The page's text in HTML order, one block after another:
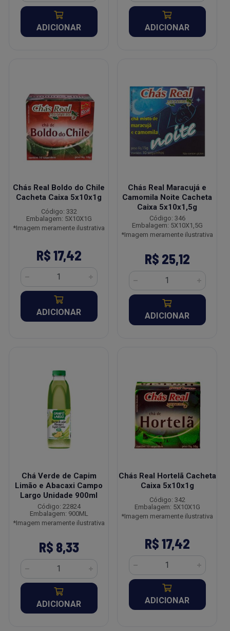
ADICIONAR ADICIONAR
Chás Real Boldo do Chile
Cacheta Caixa 5x10x1g
Código: 332
Embalagem: 5X10X1G
*Imagem meramente ilustrativa
R$ 17,42
ADICIONAR
Chás Real Maracujá e
Camomila Noite Cacheta
Caixa 5x10x1,5g
Código: 346
Embalagem: 5X10X1,5G
*Imagem meramente ilustrativa
R$ 25,12
ADICIONAR
Chá Verde de Capim
Limão e Abacaxi Campo
Largo Unidade 900ml
Código: 22824
Embalagem: 900ML
*Imagem meramente ilustrativa
R$ 8,33
ADICIONAR
Chás Real Hortelã Cacheta
Caixa 5x10x1g
Código: 342
Embalagem: 5X10X1G
*Imagem meramente ilustrativa
R$ 17,42
ADICIONAR